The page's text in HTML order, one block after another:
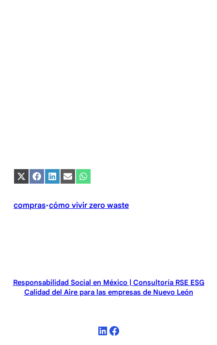
Compartir
en
Compartir
en
Compartir
en
Compartir
en
Compartir
en
compras•cómo vivir zero waste
Responsabilidad Social en México | Consultoría RSE ESG
Calidad del Aire para las empresas de Nuevo León
LinkedIn Facebook